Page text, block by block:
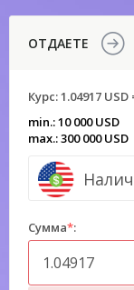
ОТДАЕТЕ
Курс:1.04917 USD
min.: 10 000 USD
max.: 300 000 USD
Сумма*: